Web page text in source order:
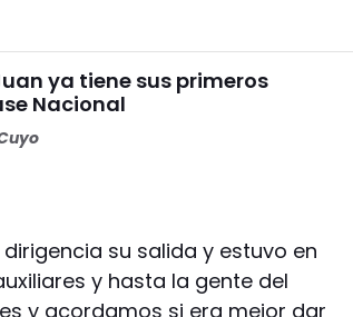
ya tiene sus primeros
Nacional
su salida y estuvo en
y hasta la gente del
y acordamos si era mejor dar